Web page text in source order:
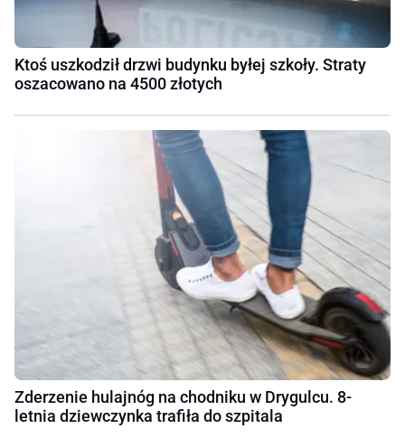
Ktoś uszkodził drzwi budynku byłej szkoły. Straty
oszacowano na 4500 złotych
Zderzenie hulajnóg na chodniku w Drygulcu. 8-
letnia dziewczynka trafiła do szpitala